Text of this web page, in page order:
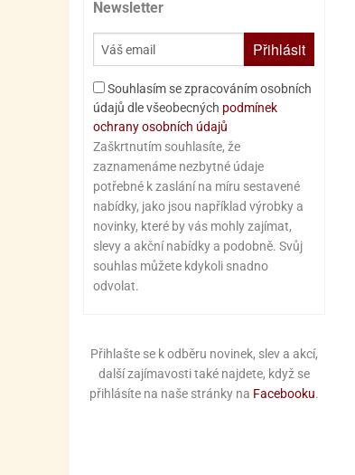
Newsletter
Přihlásit
Souhlasím se zpracováním osobních
údajů dle všeobecných podmínek
ochrany osobních údajů
Zaškrtnutím souhlasíte, že
zaznamenáme nezbytné údaje
potřebné k zaslání na míru sestavené
nabídky, jako jsou například výrobky a
novinky, které by vás mohly zajímat,
slevy a akční nabídky a podobně. Svůj
souhlas můžete kdykoli snadno
odvolat.
Přihlašte se k odběru novinek, slev a akcí,
další zajímavosti také najdete, když se
přihlásíte na naše stránky na Facebooku.